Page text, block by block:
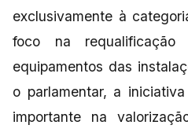
exclusivamente à
foco na
equipamentos das
o parlamentar, a
importante na